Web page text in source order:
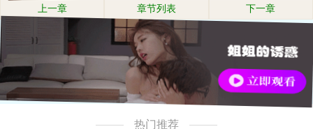
上一章 章节列表 下一章
热门推荐